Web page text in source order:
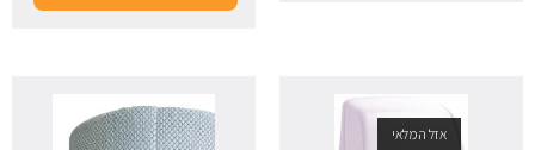
אזל המלאי